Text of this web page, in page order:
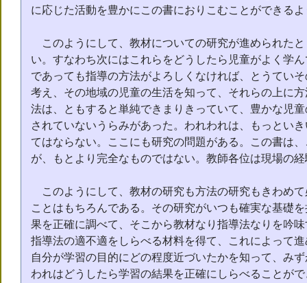
に応じた活動を豊かにこの書におりこむことができる
このようにして、教材についての研究が進められた
い。すなわち次にはこれらをどうしたら児童がよく学
であっても指導の方法がよろしくなければ、とうてい
考え、その地域の児童の生活を知って、それらの上に
法は、ともすると単純できまりきっていて、豊かな児
されていないうらみがあった。われわれは、もっとい
てはならない。ここにも研究の問題がある。この書は
が、もとより完全なものではない。教師各位は現場の
このようにして、教材の研究も方法の研究もきわめ
ことはもちろんである。その研究がいつも確実な基礎
果を正確に調べて、そこから教材なり指導法なりを吟
指導法の適不適をしらべる材料を得て、これによって
自分が学習の目的にどの程度近づいたかを知って、み
われはどうしたら学習の結果を正確にしらべることが